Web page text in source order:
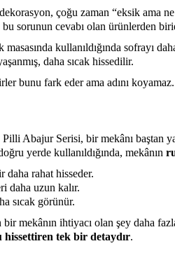
çoğu zaman “eksik ama
sorunun cevabı olan ürünlerden
masasında kullanıldığında sofrayı
daha sıcak hissedilir.
bunu fark eder ama adını
Abajur Serisi, bir mekânı baştan
yerde kullanıldığında, mekânın
daha rahat hisseder.
daha uzun kalır.
sıcak görünür.
bir mekânın ihtiyacı olan şey daha
hissettiren tek bir detaydır.